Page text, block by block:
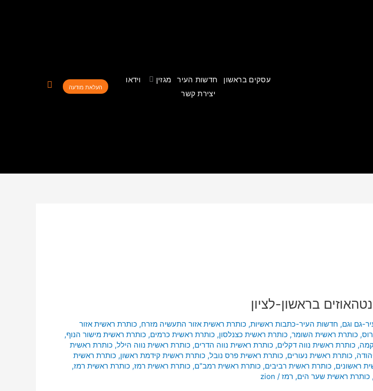
עסקים בראשון חדשות העיר מגזין
וידאו
יצירת קשר
העלאת מודעה
גם וגם, חדשות העיר-כתבות ראשיות, כותרת ראשית אזור התעשיה מזרח, כותרת ראשית אזור
, כותרת ראשית השומר, כותרת ראשית כצנלסון, כותרת ראשית כרמים, כותרת ראשית מישור הנוף,
, כותרת ראשית נווה דקלים, כותרת ראשית נווה הדרים, כותרת ראשית נווה הילל, כותרת ראשית
, כותרת ראשית נעורים, כותרת ראשית פרס נובל, כותרת ראשית קידמת ראשון, כותרת ראשית
ראשונים, כותרת ראשית רביבים, כותרת ראשית רמב"ם, כותרת ראשית רמז, כותרת ראשית רמז,
, כותרת ראשית שער הים, רמז /
zion